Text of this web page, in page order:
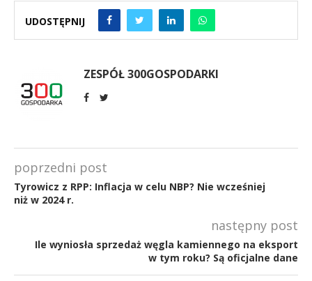
UDOSTĘPNIJ
ZESPÓŁ 300GOSPODARKI
poprzedni post
Tyrowicz z RPP: Inflacja w celu NBP? Nie wcześniej
niż w 2024 r.
następny post
Ile wyniosła sprzedaż węgla kamiennego na eksport
w tym roku? Są oficjalne dane